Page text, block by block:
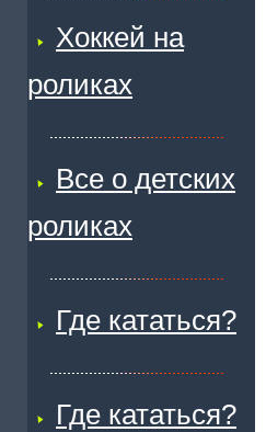
Хоккей на
роликах
Все о детских
роликах
Где кататься?
Где кататься?